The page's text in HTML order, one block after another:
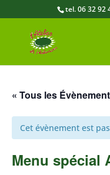
tel. 06 32 92
« Tous les
Cet évènement est
Menu spécial